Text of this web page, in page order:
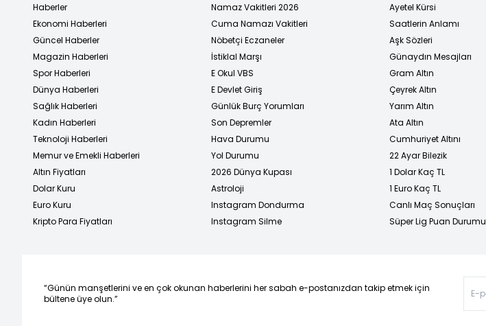
Haberler
Ekonomi Haberleri
Güncel Haberler
Magazin Haberleri
Spor Haberleri
Dünya Haberleri
Sağlık Haberleri
Kadın Haberleri
Teknoloji Haberleri
Memur ve Emekli Haberleri
Altın Fiyatları
Dolar Kuru
Euro Kuru
Kripto Para Fiyatları
Namaz Vakitleri 2026
Cuma Namazı Vakitleri
Nöbetçi Eczaneler
İstiklal Marşı
E Okul VBS
E Devlet Giriş
Günlük Burç Yorumları
Son Depremler
Hava Durumu
Yol Durumu
2026 Dünya Kupası
Astroloji
Instagram Dondurma
Instagram Silme
Ayetel Kürsi
Saatlerin Anlamı
Aşk Sözleri
Günaydın Mesajları
Gram Altın
Çeyrek Altın
Yarım Altın
Ata Altın
Cumhuriyet Altını
22 Ayar Bilezik
1 Dolar Kaç TL
1 Euro Kaç TL
Canlı Maç Sonuçları
Süper Lig Puan Durumu
“Günün manşetlerini ve en çok okunan haberlerini her sabah e-postanızdan takip etmek için
bültene üye olun.”